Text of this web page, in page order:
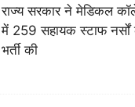
राज्य सरकार ने मेडिकल
में 259 सहायक स्टाफ नर्सों
भर्ती की